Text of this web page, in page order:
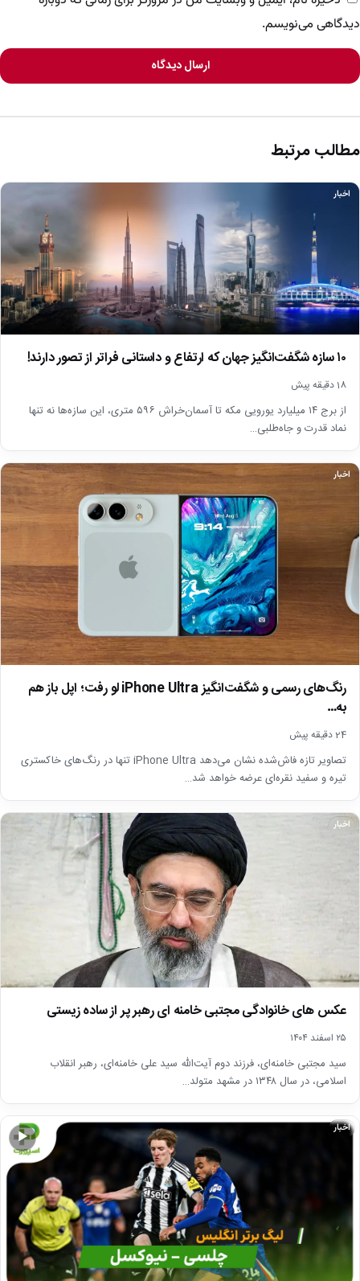
دیدگاهی می‌نویسم.
ارسال دیدگاه
مطالب مرتبط
اخبار
۱۰ سازه شگفت‌انگیز جهان که ارتفاع و داستانی فراتر از تصور دارند!
18 دقیقه پیش
از برج ۱۴ میلیارد یورویی مکه تا آسمان‌خراش ۵۹۶ متری، این سازه‌ها نه تنها
نماد قدرت و جاه‌طلبی…
اخبار
رنگ‌های رسمی و شگفت‌انگیز iPhone Ultra لو رفت؛ اپل باز هم
به…
24 دقیقه پیش
تصاویر تازه فاش‌شده نشان می‌دهد iPhone Ultra تنها در رنگ‌های خاکستری
تیره و سفید نقره‌ای عرضه خواهد شد…
اخبار
عکس های خانوادگی مجتبی خامنه ای رهبر پر از ساده زیستی
۲۵ اسفند ۱۴۰۴
سید مجتبی خامنه‌ای، فرزند دوم آیت‌الله سید علی خامنه‌ای، رهبر انقلاب
اسلامی، در سال ۱۳۴۸ در مشهد متولد…
▶
اخبار